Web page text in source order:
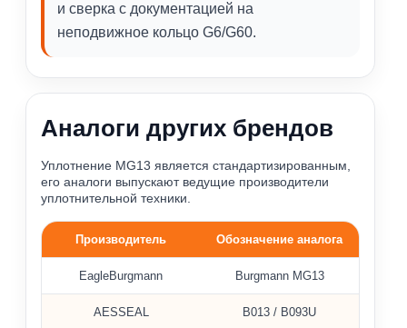
и сверка с документацией на
неподвижное кольцо G6/G60.
Аналоги других брендов
Уплотнение MG13 является стандартизированным,
его аналоги выпускают ведущие производители
уплотнительной техники.
Производитель Обозначение аналога
EagleBurgmann Burgmann MG13
AESSEAL B013 / B093U